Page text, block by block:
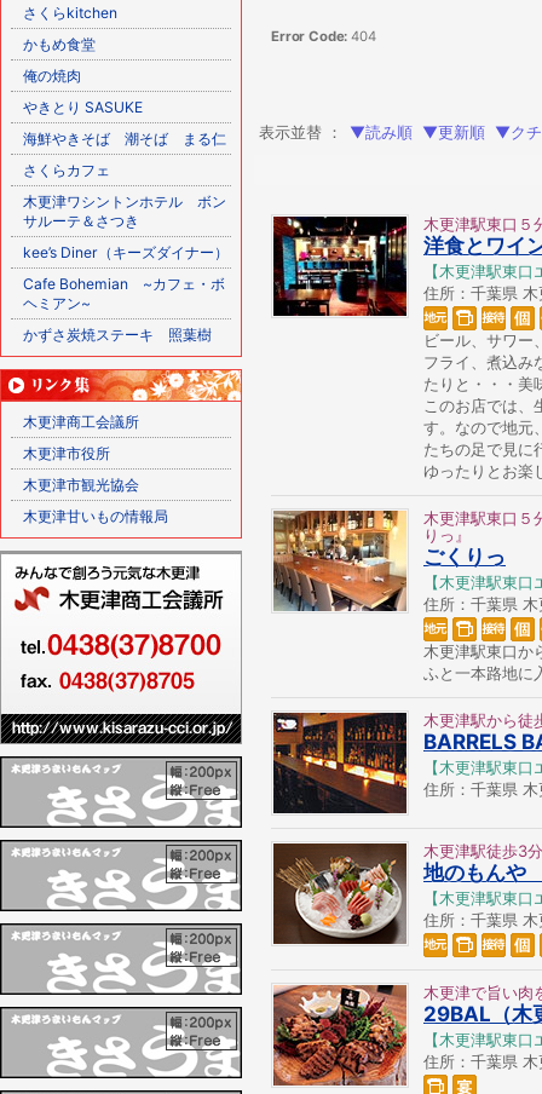
さくらkitchen
かもめ食堂
俺の焼肉
やきとり SASUKE
海鮮やきそば 潮そば まる仁
さくらカフェ
木更津ワシントンホテル ボン
サルーテ＆さつき
kee’s Diner（キーズダイナー）
Cafe Bohemian ~カフェ・ボ
ヘミアン~
かずさ炭焼ステーキ 照葉樹
木更津商工会議所
木更津市役所
木更津市観光協会
木更津甘いもの情報局
Error Code: 404
表示並替 ： ▼読み順 ▼更新順 ▼ク
木更津駅東口
洋食とワイ
【木更津駅東口
住所：千葉県
ビール、サワー
フライ、煮込み
たりと・・・美
このお店では、
す。なので地元
たちの足で見に
ゆったりとお楽
木更津駅東口
りっ』
ごくりっ
【木更津駅東口
住所：千葉県
木更津駅東口か
ふと一本路地に
木更津駅から徒
BARRELS
【木更津駅東口
住所：千葉県
木更津駅徒歩3
地のもんや
【木更津駅東口
住所：千葉県
木更津で旨い肉
29BAL（木
【木更津駅東口
住所：千葉県